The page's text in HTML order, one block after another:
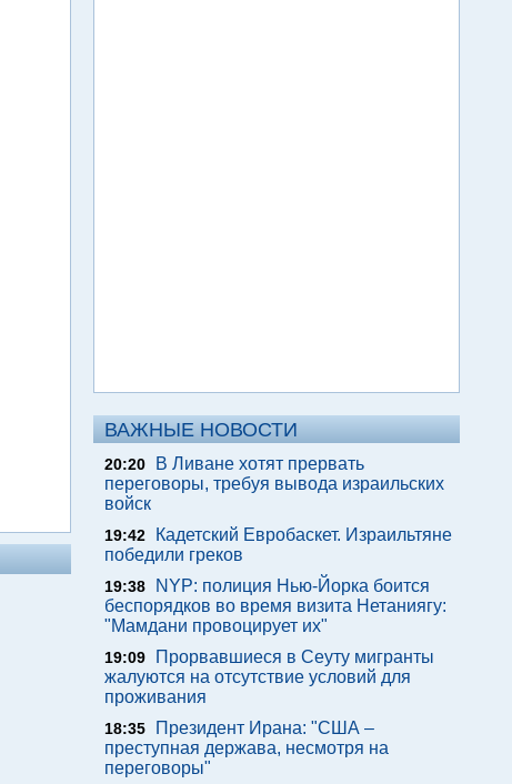
ВАЖНЫЕ НОВОСТИ
20:20
В Ливане хотят прервать
переговоры, требуя вывода израильских
войск
19:42
Кадетский Евробаскет. Израильтяне
победили греков
19:38
NYP: полиция Нью-Йорка боится
беспорядков во время визита Нетаниягу:
"Мамдани провоцирует их"
19:09
Прорвавшиеся в Сеуту мигранты
жалуются на отсутствие условий для
проживания
18:35
Президент Ирана: "США –
преступная держава, несмотря на
переговоры"